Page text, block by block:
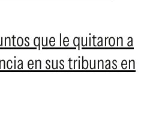
que le quitaron a
en sus tribunas en